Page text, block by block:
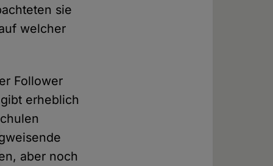
sie
welcher
Follower
erheblich
aber noch